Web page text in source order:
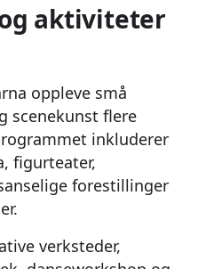
aktiviteter
oppleve små
scenekunst flere
inkluderer
figurteater,
forestillinger
verksteder,